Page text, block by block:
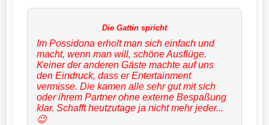
Im Possidona erholt man sich einfach und
macht, wenn man will, schöne Ausflüge.
Keiner der anderen Gäste machte auf uns
den Eindruck, dass er Entertainment
vermisse. Die kamen alle sehr gut mit sich
oder ihrem Partner ohne externe Bespaßung
klar. Schafft heutzutage ja nicht mehr jeder...
😉